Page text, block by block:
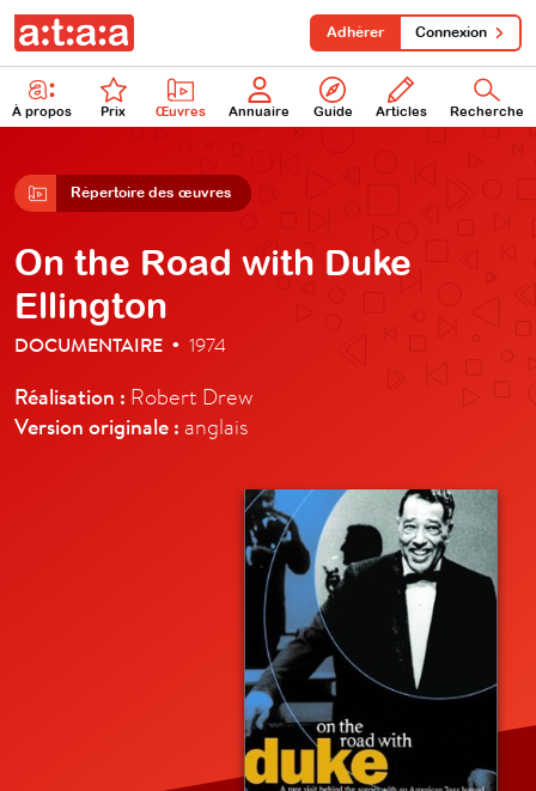
À propos Prix Œuvres Annuaire Guide Articles Recherche
Adhérer Connexion
Répertoire des œuvres
On the Road with Duke
Ellington
DOCUMENTAIRE • 1974
Réalisation : Robert Drew
Version originale : anglais